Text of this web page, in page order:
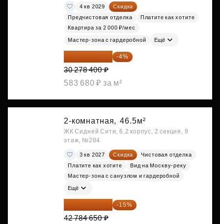
4 кв 2029
Скидка
Предчистовая отделка
Платите как хотите
Квартира за 2 000 ₽/мес
Мастер-зона с гардеробной Ещё
29 067 264 ₽ -4%
30 278 400 ₽
583 680 ₽ за м²
2-комнатная, 46.5м²
ЖК Сидней Сити, 6.2 корпус, 2 секция, 9
этаж, №284
3 кв 2027 Скидка
Чистовая отделка
Платите как хотите
Вид на Москву-реку
Мастер-зона с санузлом и гардеробной
Ещё
36 366 953 ₽ -15%
42 784 650 ₽